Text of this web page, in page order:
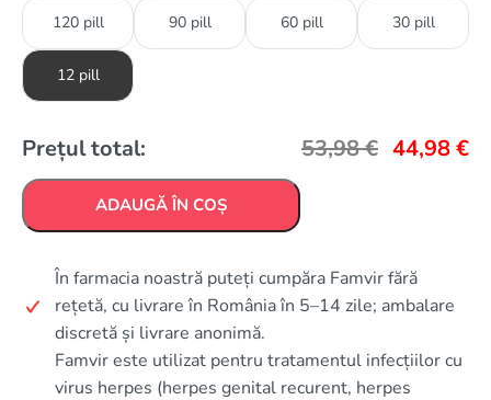
120 pill 90 pill 60 pill 30 pill
12 pill
Prețul total: 53,98€ 44,98€
ADAUGĂ ÎN COȘ
În farmacia noastră puteți cumpăra Famvir fără
rețetă, cu livrare în România în 5–14 zile; ambalare
discretă și livrare anonimă.
Famvir este utilizat pentru tratamentul infecțiilor cu
virus herpes (herpes genital recurent, herpes